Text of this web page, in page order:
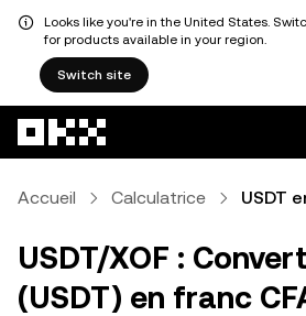
Looks like you're in the United States.
for products available in your region.
Switch site
Accueil Calculatrice USDT
USDT/XOF :
(USDT) en franc